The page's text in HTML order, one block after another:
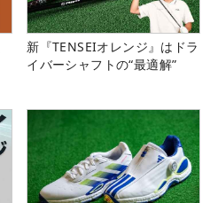
新『TENSEIオレンジ』はドラ
イバーシャフトの“最適解”